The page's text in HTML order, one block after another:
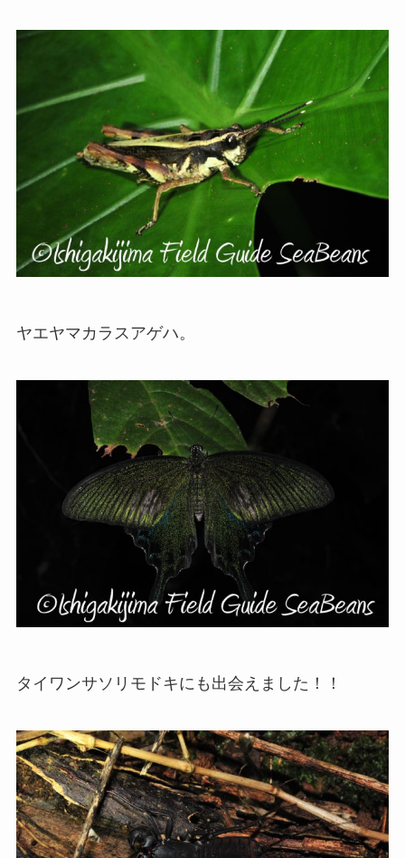
ヤエヤマカラスアゲハ。
タイワンサソリモドキにも出会えました！！